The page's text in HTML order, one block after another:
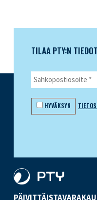
TILAA PTY:N
HYVÄKSYN